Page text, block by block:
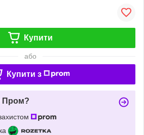
Купити
або
Купити з
Пром?